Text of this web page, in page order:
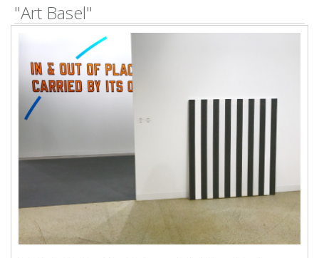
"Art Basel"